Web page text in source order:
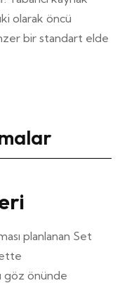
olarak öncü
bir standart elde
planlanan Set
göz önünde